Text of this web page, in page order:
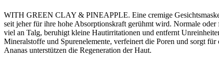
WITH GREEN CLAY & PINEAPPLE. Eine cremige
seit jeher für ihre hohe Absorptionskraft gerühmt wird. Normale
viel an Talg, beruhigt kleine Hautirritationen und entfernt
Mineralstoffe und Spurenelemente, verfeinert die Poren und sorgt
Ananas unterstützen die Regeneration der Haut.